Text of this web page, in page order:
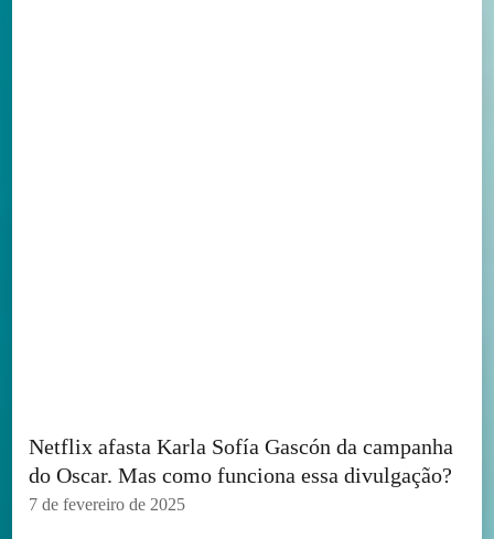
Netflix afasta Karla Sofía Gascón da campanha
do Oscar. Mas como funciona essa divulgação?
7 de fevereiro de 2025